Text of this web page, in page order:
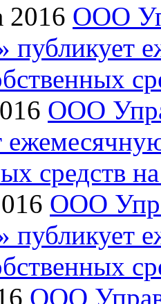
2016 ООО
публикует
ООО
средств
ООО
публикует
ООО